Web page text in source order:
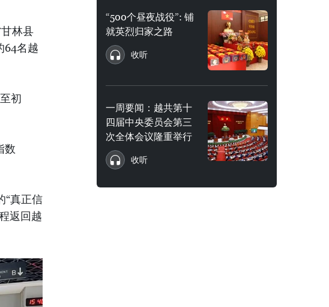
林县
64名越
初
数
“真正信
返回越
“500个昼夜战役”: 铺
就英烈归家之路
收听
一周要闻：越共第十
四届中央委员会第三
次全体会议隆重举行
收听